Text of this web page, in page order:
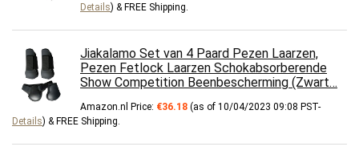
Details) & FREE Shipping.
Jiakalamo Set van 4 Paard Pezen Laarzen,
Pezen Fetlock Laarzen Schokabsorberende
Show Competition Beenbescherming (Zwart…
Amazon.nl Price: €36.18 (as of 10/04/2023 09:08 PST-
Details) & FREE Shipping.